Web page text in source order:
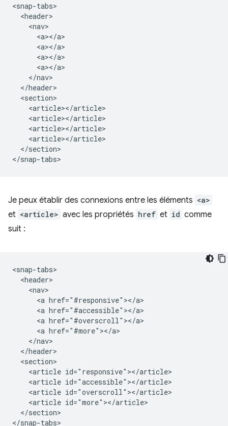
<snap-tabs>
  <header>
    <nav>
      <a></a>
      <a></a>
      <a></a>
      <a></a>
    </nav>
  </header>
  <section>
    <article></article>
    <article></article>
    <article></article>
    <article></article>
  </section>
Je peux établir des connexions entre les éléments <a>
et <article> avec les propriétés href et id comme
suit :
<snap-tabs>
  <header>
    <nav>
      <a href="#responsive"></a>
      <a href="#accessible"></a>
      <a href="#overscroll"></a>
      <a href="#more"></a>
    </nav>
  </header>
  <section>
    <article id="responsive"></article>
    <article id="accessible"></article>
    <article id="overscroll"></article>
    <article id="more"></article>
  </section>